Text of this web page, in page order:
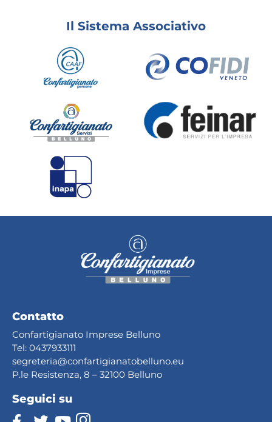
Il Sistema Associativo
Contatto
Confartigianato Imprese Belluno
Tel: 0437933111
segreteria@confartigianatobelluno.eu
P.le Resistenza, 8 – 32100 Belluno
Seguici su